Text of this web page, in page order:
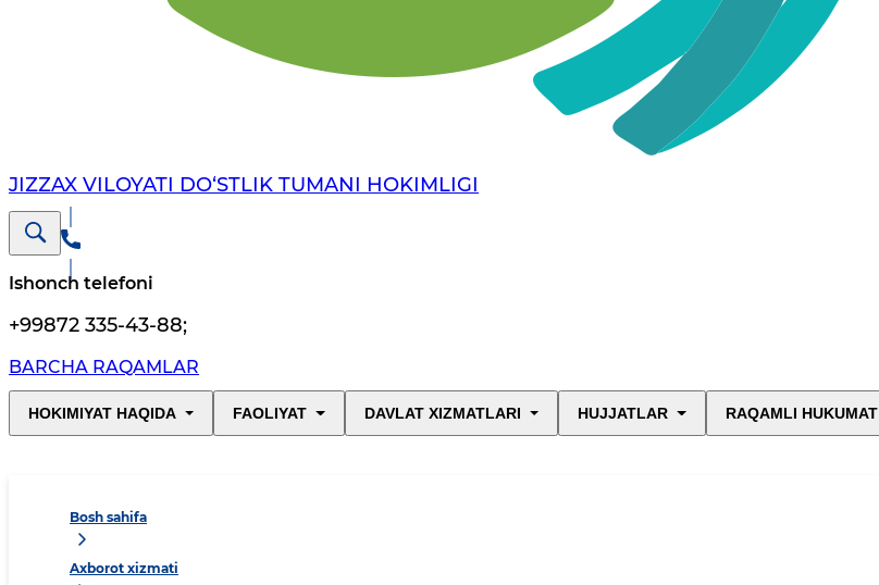
JIZZAX VILOYATI DO‘STLIK TUMANI HOKIMLIGI
Ishonch telefoni
+99872 335-43-88;
BARCHA RAQAMLAR
HOKIMIYAT HAQIDA FAOLIYAT DAVLAT XIZMATLARI HUJJATLAR RAQAMLI HUKUMAT
Bosh sahifa
Axborot xizmati